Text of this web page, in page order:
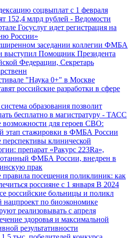
соцвыплат с 1 февраля
152,4 млрд рублей - Ведомости
Госуслуг идет регистрация на
России»
заседании коллегии ФМБА
выступил Помощник Президента
Федерации, Секретарь
"Наука 0+" в Москве
российские разработки в сфере
образования позволит
бесплатно в магистратуру - ТАСС
для героев СВО:
этап стажировки в ФМБА России
клинической
препарат «Ракурс 223Ra»,
ФМБА России, внедрен в
прак
посещения поликлиник: как
россияне с 1 января В 2024
российские больницы и поликл
по биоэкономике
реализовывать с апреля
здоровья и максимальной
результативности